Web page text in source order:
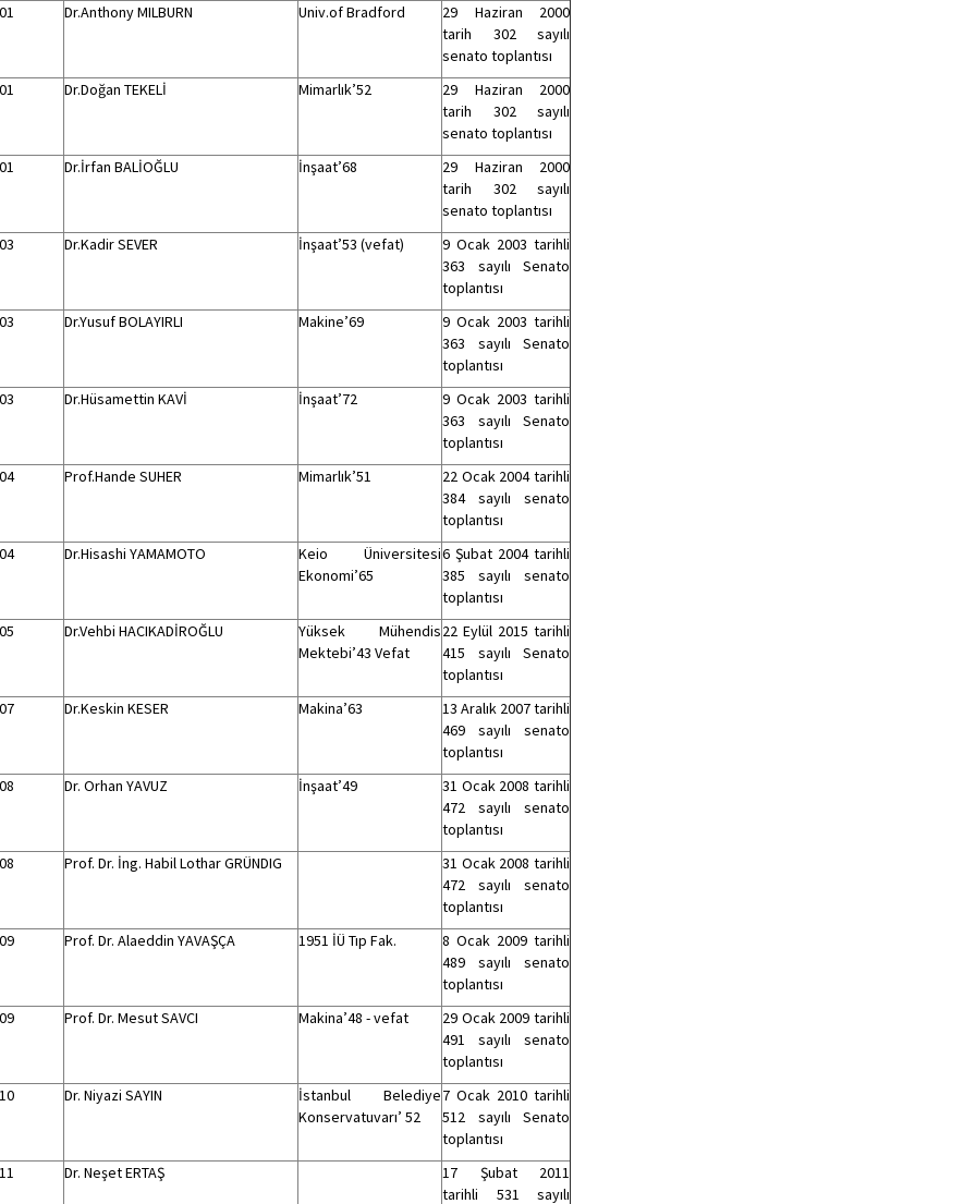
Dr.Anthony MILBURN Univ.of Bradford
29 Haziran 2000
tarih 302 sayılı
senato toplantısı
Dr.Doğan TEKELİ Mimarlık’52
29 Haziran 2000
tarih 302 sayılı
senato toplantısı
Dr.İrfan BALİOĞLU İnşaat’68
29 Haziran 2000
tarih 302 sayılı
senato toplantısı
Dr.Kadir SEVER İnşaat’53 (vefat)
9 Ocak 2003 tarihli
363 sayılı Senato
toplantısı
Dr.Yusuf BOLAYIRLI Makine’69
9 Ocak 2003 tarihli
363 sayılı Senato
toplantısı
Dr.Hüsamettin KAVİ İnşaat’72
9 Ocak 2003 tarihli
363 sayılı Senato
toplantısı
Prof.Hande SUHER Mimarlık’51
22 Ocak 2004 tarihli
384 sayılı senato
toplantısı
Dr.Hisashi YAMAMOTO
Keio Üniversitesi
Ekonomi’65
6 Şubat 2004 tarihli
385 sayılı senato
toplantısı
Dr.Vehbi HACIKADİROĞLU
Yüksek Mühendis
Mektebi’43 Vefat
22 Eylül 2015 tarihli
415 sayılı Senato
toplantısı
Dr.Keskin KESER Makina’63
13 Aralık 2007 tarihli
469 sayılı senato
toplantısı
Dr. Orhan YAVUZ İnşaat’49
31 Ocak 2008 tarihli
472 sayılı senato
toplantısı
Prof. Dr. İng. Habil Lothar GRÜNDIG
31 Ocak 2008 tarihli
472 sayılı senato
toplantısı
Prof. Dr. Alaeddin YAVAŞÇA 1951 İÜ Tıp Fak.
8 Ocak 2009 tarihli
489 sayılı senato
toplantısı
Prof. Dr. Mesut SAVCI Makina’48 - vefat
29 Ocak 2009 tarihli
491 sayılı senato
toplantısı
Dr. Niyazi SAYIN
İstanbul Belediye
Konservatuvarı’ 52
7 Ocak 2010 tarihli
512 sayılı Senato
toplantısı
Dr. Neşet ERTAŞ
17 Şubat 2011
tarihli 531 sayılı